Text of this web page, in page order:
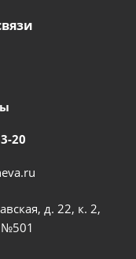
20
д. 22, к. 2,
№501